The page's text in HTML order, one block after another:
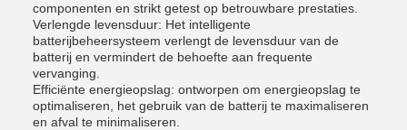
componenten en strikt getest op betrouwbare prestaties.
Verlengde levensduur: Het intelligente
batterijbeheersysteem verlengt de levensduur van de
batterij en vermindert de behoefte aan frequente
vervanging.
Efficiënte energieopslag: ontworpen om energieopslag te
optimaliseren, het gebruik van de batterij te maximaliseren
en afval te minimaliseren.